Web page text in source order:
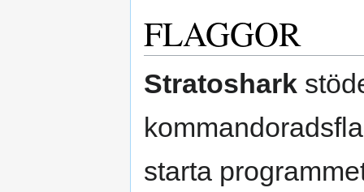
FLAGGOR
Stratoshark
starta